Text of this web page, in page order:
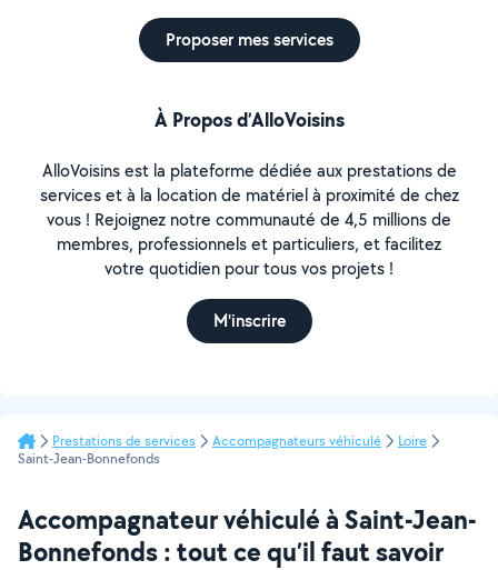
Proposer mes services
À Propos d’AlloVoisins
AlloVoisins est la plateforme dédiée aux prestations de
services et à la location de matériel à proximité de chez
vous ! Rejoignez notre communauté de 4,5 millions de
membres, professionnels et particuliers, et facilitez
votre quotidien pour tous vos projets !
M'inscrire
Prestations de services Accompagnateurs véhiculé
Loire
Saint-Jean-Bonnefonds
Accompagnateur véhiculé à Saint-Jean-
Bonnefonds : tout ce qu’il faut savoir